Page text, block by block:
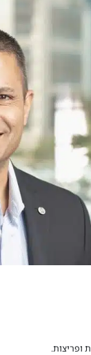
ופריצות.